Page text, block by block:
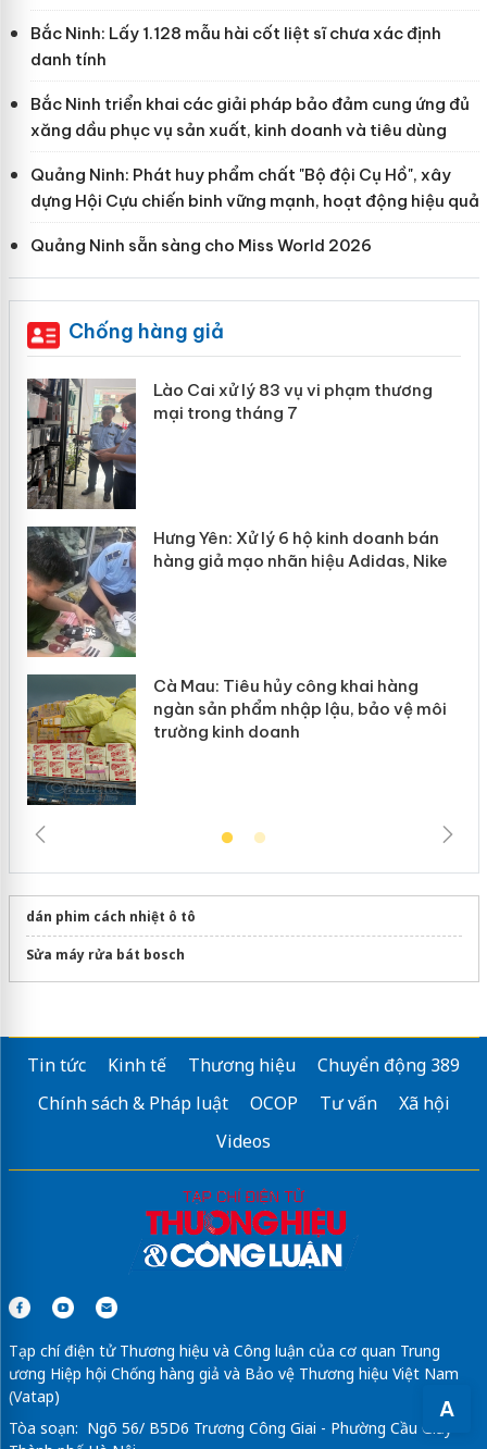
A
Bắc Ninh: Lấy 1.128 mẫu hài cốt liệt sĩ chưa xác định
danh tính
Bắc Ninh triển khai các giải pháp bảo đảm cung ứng đủ
xăng dầu phục vụ sản xuất, kinh doanh và tiêu dùng
Quảng Ninh: Phát huy phẩm chất "Bộ đội Cụ Hồ", xây
dựng Hội Cựu chiến binh vững mạnh, hoạt động hiệu quả
Quảng Ninh sẵn sàng cho Miss World 2026
Chống hàng giả
Lào Cai xử lý 83 vụ vi phạm thương
mại trong tháng 7
Hưng Yên: Xử lý 6 hộ kinh doanh bán
hàng giả mạo nhãn hiệu Adidas, Nike
Cà Mau: Tiêu hủy công khai hàng
ngàn sản phẩm nhập lậu, bảo vệ môi
trường kinh doanh
dán phim cách nhiệt ô tô
Sửa máy rửa bát bosch
Tin tức Kinh tế Thương hiệu
Chuyển động 389
Chính sách & Pháp luật
OCOP Tư vấn
Xã hội
Videos
Tạp chí điện tử Thương hiệu và Công luận của cơ quan Trung
ương Hiệp hội Chống hàng giả và Bảo vệ Thương hiệu Việt Nam
(Vatap)
Tòa soạn: Ngõ 56/ B5D6 Trương Công Giai - Phường Cầu Giấy -